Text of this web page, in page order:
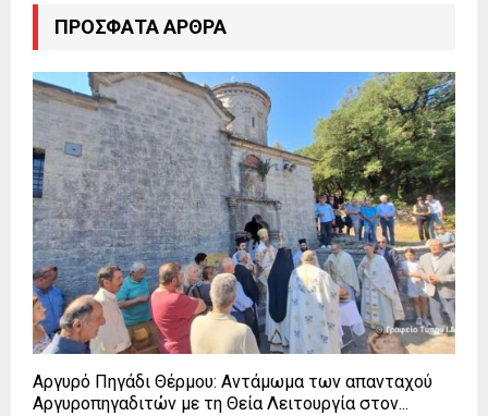
ΠΡΌΣΦΑΤΑ ΆΡΘΡΑ
Αργυρό Πηγάδι Θέρμου: Αντάμωμα των απανταχού
Αργυροπηγαδιτών με τη Θεία Λειτουργία στον...